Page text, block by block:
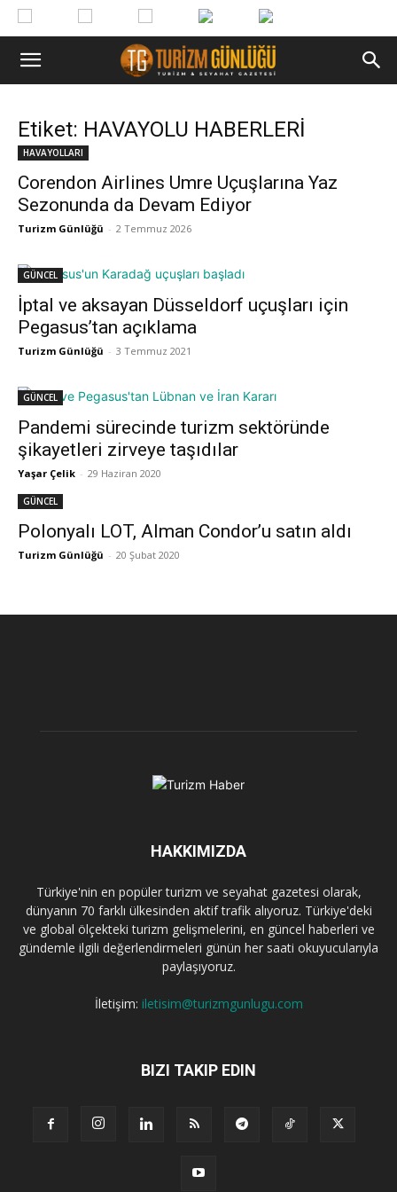
Etiket: HAVAYOLU HABERLERİ
HAVAYOLLARI
Corendon Airlines Umre Uçuşlarına Yaz
Sezonunda da Devam Ediyor
Turizm Günlüğü - 2 Temmuz 2026
GÜNCEL
İptal ve aksayan Düsseldorf uçuşları için
Pegasus’tan açıklama
Turizm Günlüğü - 3 Temmuz 2021
GÜNCEL
Pandemi sürecinde turizm sektöründe
şikayetleri zirveye taşıdılar
Yaşar Çelik - 29 Haziran 2020
GÜNCEL
Polonyalı LOT, Alman Condor’u satın aldı
Turizm Günlüğü - 20 Şubat 2020
HAKKIMIZDA
Türkiye'nin en popüler turizm ve seyahat gazetesi olarak,
dünyanın 70 farklı ülkesinden aktif trafik alıyoruz. Türkiye'deki
ve global ölçekteki turizm gelişmelerini, en güncel haberleri ve
gündemle ilgili değerlendirmeleri günün her saati okuyucularıyla
paylaşıyoruz.
İletişim: iletisim@turizmgunlugu.com
BIZI TAKIP EDIN